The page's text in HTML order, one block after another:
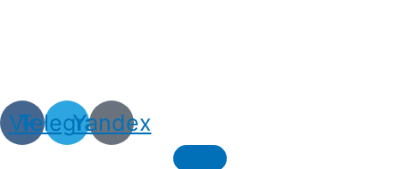
Vk
Telegram
Yandex